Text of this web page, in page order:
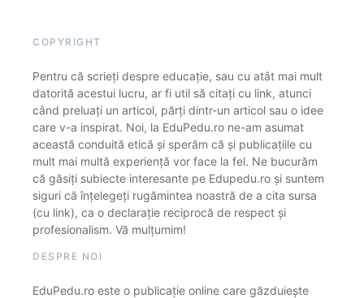
COPYRIGHT
Pentru că scrieți despre educație, sau cu atât mai mult
datorită acestui lucru, ar fi util să citați cu link, atunci
când preluați un articol, părți dintr-un articol sau o idee
care v-a inspirat. Noi, la EduPedu.ro ne-am asumat
această conduită etică și sperăm că și publicațiile cu
mult mai multă experiență vor face la fel. Ne bucurăm
că găsiți subiecte interesante pe Edupedu.ro și suntem
siguri că înțelegeți rugămintea noastră de a cita sursa
(cu link), ca o declarație reciprocă de respect și
profesionalism. Vă mulțumim!
DESPRE NOI
EduPedu.ro este o publicație online care găzduiește